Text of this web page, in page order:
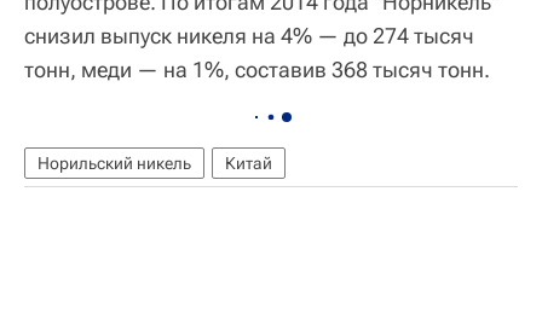
снизил выпуск никеля на 4% — до 274 тысяч
тонн, меди — на 1%, составив 368 тысяч тонн.
Норильский никель Китай